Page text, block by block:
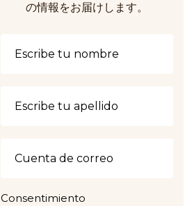
の情報をお届けします。
Consentimiento